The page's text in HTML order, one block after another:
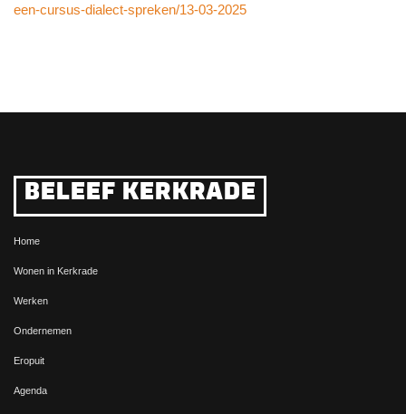
een-cursus-dialect-spreken/13-03-2025
BELEEF KERKRADE
Home
Wonen in Kerkrade
Werken
Ondernemen
Eropuit
Agenda